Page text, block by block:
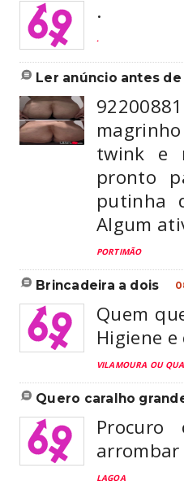
.
.
ler anúncio antes
twink e
pronto
putinha
Algum
PORTIMÃO
brincadeira a dois
Quem
Higiene
VILAMOURA OU
quero caralho
arrombar
LAGOA